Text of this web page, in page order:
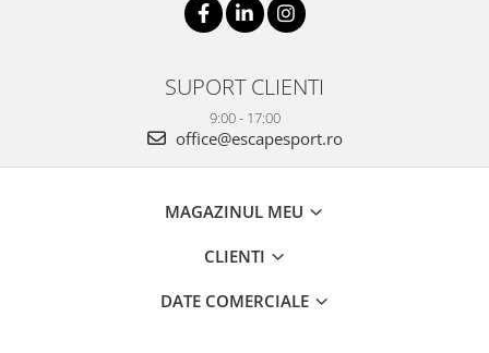
SUPORT CLIENTI
9:00 - 17:00
office@escapesport.ro
MAGAZINUL MEU
CLIENTI
DATE COMERCIALE